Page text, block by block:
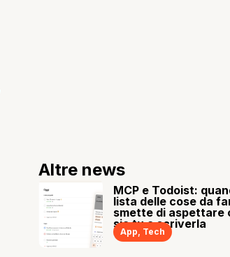
Altre news
MCP e Todoist:
lista delle cose da
smette di aspettare
sia tu a scriverla
App, Tech